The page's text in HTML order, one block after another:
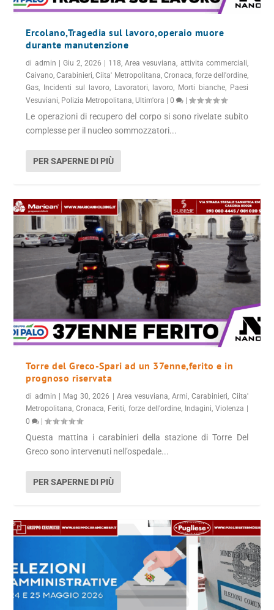
Ercolano,Tragedia sul lavoro,operaio muore
durante manutenzione
di admin | Giu 2, 2026 | 118 ,Area vesuviana attivita commerciali
Caivano ,Carabinieri ,Ciita' Metropolitana Cronaca forze dell'ordine,
Gas
Incidenti sul lavoro, Lavoratori lavoro Morti bianche, Paesi
Vesuviani Polizia Metropolitana Ultim'ora |0 |
Le operazioni di recupero del corpo si sono rivelate subito
complesse per il nucleo sommozzatori...
PER SAPERNE DI PIÙ
Torre del Greco-Spari ad un 37enne,ferito e in
prognoso riservata
di admin | Mag 30, 2026 | Area vesuviana ,Armi ,Carabinieri Ciita'
Metropolitana ,Cronaca Feriti forze dell'ordine, Indagini Violenza |
0
|
Questa mattina i carabinieri della stazione di Torre Del
Greco sono intervenuti nell’ospedale...
PER SAPERNE DI PIÙ